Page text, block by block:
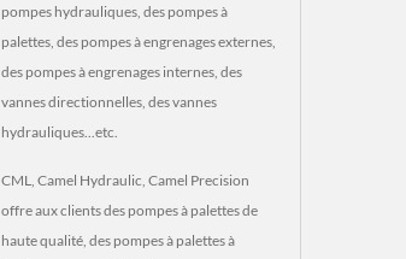
pompes hydrauliques, des pompes à
palettes, des pompes à engrenages externes,
des pompes à engrenages internes, des
vannes directionnelles, des vannes
hydrauliques...etc.
CML, Camel Hydraulic, Camel Precision
offre aux clients des pompes à palettes de
haute qualité, des pompes à palettes à